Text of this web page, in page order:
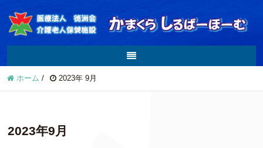
ホーム / 2023年 9月
2023年9月